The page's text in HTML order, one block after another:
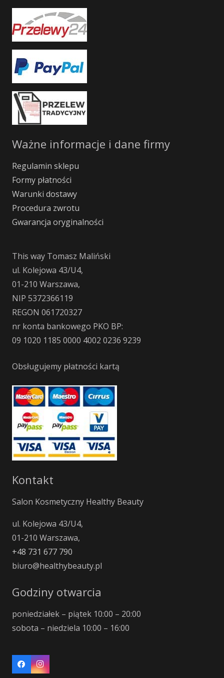
Ważne informacje i dane firmy
Regulamin sklepu
Formy płatności
Warunki dostawy
Procedura zwrotu
Gwarancja oryginalności
This way Tomasz Maliński
ul. Kolejowa 43/U4,
01-210 Warszawa,
NIP 5372366119
REGON 061720327
nr konta bankowego PKO BP:
09 1020 1185 0000 4002 0236 9239
Obsługujemy płatności kartą
Kontakt
Salon Kosmetyczny Healthy Beauty
ul. Kolejowa 43/U4,
01-210 Warszawa,
+48 731 677 790
biuro@healthybeauty.pl
Godziny otwarcia
poniedziałek – piątek 10:00 – 20:00
sobota – niedziela 10:00 – 16:00